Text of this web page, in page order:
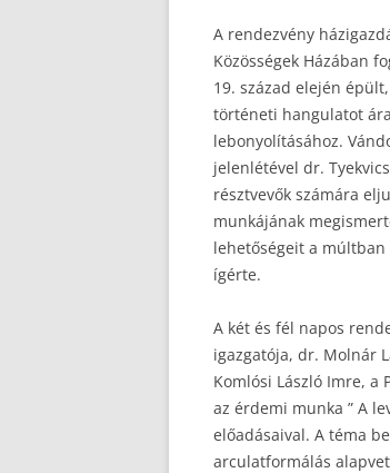
A rendezvény
Közösségek Házában
19. század elején
történeti hangulatot
lebonyolításához.
jelenlétével dr.
résztvevők számára
munkájának
lehetőségeit a
ígérte.
A két és fél napos
igazgatója, dr. Molnár
Komlósi László Imre, a
az érdemi munka ” A
előadásaival. A téma
arculatformálás